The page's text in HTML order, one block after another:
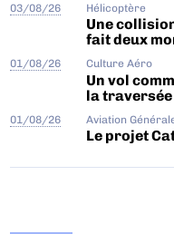
03/08/26 Hélicoptère
Une
fait deux
01/08/26 Culture Aéro
Un vol
la
01/08/26 Aviation
Le projet